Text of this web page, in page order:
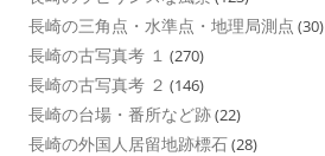
長崎の三角点・水準点・地理局測点 (30)
長崎の古写真考 １ (270)
長崎の古写真考 ２ (146)
長崎の台場・番所など跡(22)
長崎の外国人居留地跡標石(28)